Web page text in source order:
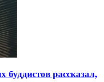
буддистов рассказал,